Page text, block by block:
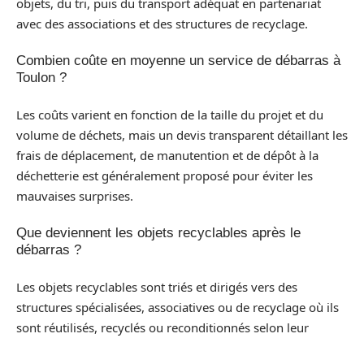
avec des associations et des structures de recyclage.
Combien coûte en moyenne un service de débarras à
Toulon ?
Les coûts varient en fonction de la taille du projet et du
volume de déchets, mais un devis transparent détaillant les
frais de déplacement, de manutention et de dépôt à la
déchetterie est généralement proposé pour éviter les
mauvaises surprises.
Que deviennent les objets recyclables après le
débarras ?
Les objets recyclables sont triés et dirigés vers des
structures spécialisées, associatives ou de recyclage où ils
sont réutilisés, recyclés ou reconditionnés selon leur